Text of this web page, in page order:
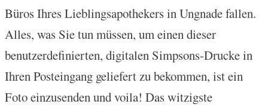
Büros Ihres Lieblingsapothekers in Ungnade fallen.
Alles, was Sie tun müssen, um einen dieser
benutzerdefinierten, digitalen Simpsons-Drucke in
Ihren Posteingang geliefert zu bekommen, ist ein
Foto einzusenden und voila! Das witzigste